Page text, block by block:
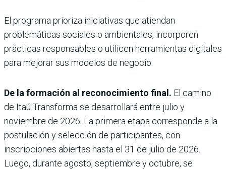
El programa prioriza iniciativas que atiendan
problemáticas sociales o ambientales, incorporen
prácticas responsables o utilicen herramientas digitales
para mejorar sus modelos de negocio.
De la formación al reconocimiento final. El camino
de Itaú Transforma se desarrollará entre julio y
noviembre de 2026. La primera etapa corresponde a la
postulación y selección de participantes, con
inscripciones abiertas hasta el 31 de julio de 2026.
Luego, durante agosto, septiembre y octubre, se